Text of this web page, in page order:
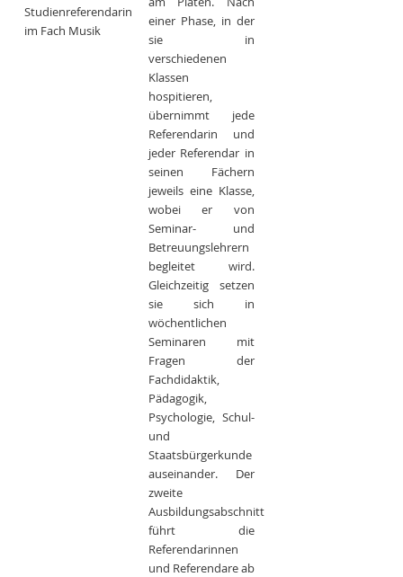
Studienreferendarin
im Fach Musik
einer Phase, in der
sie in
verschiedenen
Klassen
hospitieren,
übernimmt jede
Referendarin und
jeder Referendar in
seinen Fächern
jeweils eine Klasse,
wobei er von
Seminar- und
Betreuungslehrern
begleitet wird.
Gleichzeitig setzen
sie sich in
wöchentlichen
Seminaren mit
Fragen der
Fachdidaktik,
Pädagogik,
Psychologie, Schul-
und
Staatsbürgerkunde
auseinander. Der
zweite
Ausbildungsabschnitt
führt die
Referendarinnen
und Referendare ab